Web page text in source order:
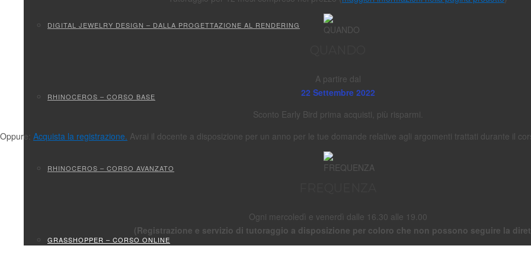
DIGITAL JEWELRY DESIGN – DALLA PROGETTAZIONE AL RENDERING
RHINOCEROS – CORSO BASE
RHINOCEROS – CORSO AVANZATO
GRASSHOPPER – CORSO ONLINE
A partire dal
22 Settembre 2022
Sconto Early Bird prima acquisti, più risparmi.
Oppure: Acquista la registrazione. Avrai il docente a disposizione per un anno per le tue domande relative agli argomenti trattati durante il
Ogni mercoledì e venerdì dalle 16.30 alle 19.00
(Registrazione e servizio di tutoraggio a disposizione per coloro che non possono seguire la